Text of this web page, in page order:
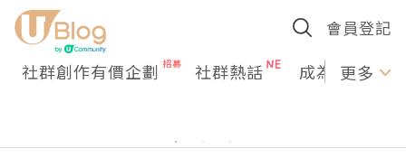
會員登記
社群創作有價企劃 社群熱話 成為U更多